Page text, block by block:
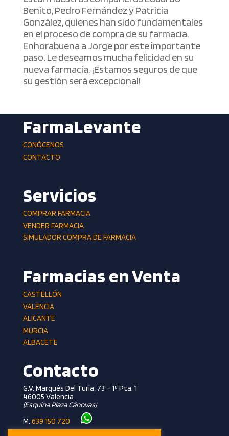
Benito, Pedro Fernández y Patricia
González, quienes han sido fundamentales
en el proceso de compra de su farmacia.
Enhorabuena a Jorge por este importante
paso. Le deseamos mucha felicidad en su
nueva farmacia. ¡Estamos seguros de que
su gestión será excepcional!
FarmaLevante
CONÓCENOS
CONTACTO
Servicios
COMPRAR FARMACIA
VENDER FARMACIA
SIMULADOR COMPRA DE FARMACIA
Farmacias en Venta
CASTELLÓN
VALENCIA
ALICANTE
MURCIA
ALBACETE
Contacto
G.V. Marqués Del Turia, 73 – 1º Pta. 1
46005 Valencia
(esquina Plaza Cánovas)
M. 639 150 720